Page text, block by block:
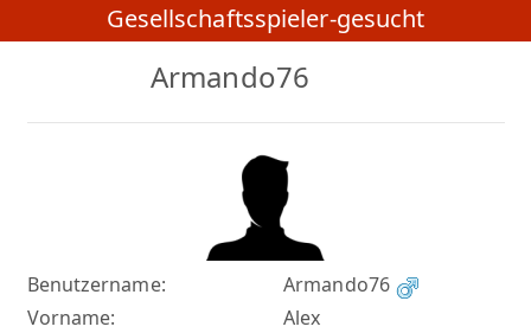
Gesellschaftsspieler-gesucht
Armando76
Benutzername:
Armando76
Vorname:
Alex